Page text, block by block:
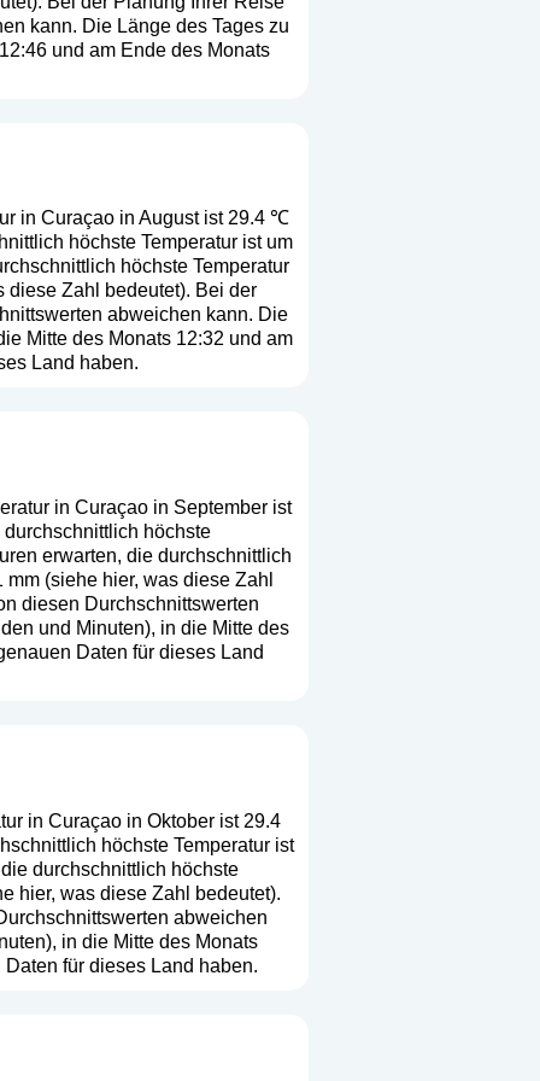
kann. Die Länge des Tages zu
und am Ende des Monats
in Curaçao in August ist 29.4 ℃
höchste Temperatur ist um
höchste Temperatur
diese Zahl bedeutet). Bei der
abweichen kann. Die
Mitte des Monats 12:32 und am
Land haben.
in Curaçao in September ist
höchste
erwarten, die durchschnittlich
mm (siehe hier, was diese Zahl
diesen Durchschnittswerten
und Minuten), in die Mitte des
Daten für dieses Land
in Curaçao in Oktober ist 29.4
höchste Temperatur ist
durchschnittlich höchste
hier, was diese Zahl bedeutet).
abweichen
in die Mitte des Monats
für dieses Land haben.